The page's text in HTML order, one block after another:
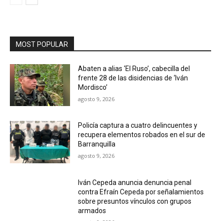
MOST POPULAR
Abaten a alias ‘El Ruso’, cabecilla del
frente 28 de las disidencias de ‘Iván
Mordisco’
agosto 9, 2026
Policía captura a cuatro delincuentes y
recupera elementos robados en el sur de
Barranquilla
agosto 9, 2026
Iván Cepeda anuncia denuncia penal
contra Efraín Cepeda por señalamientos
sobre presuntos vínculos con grupos
armados